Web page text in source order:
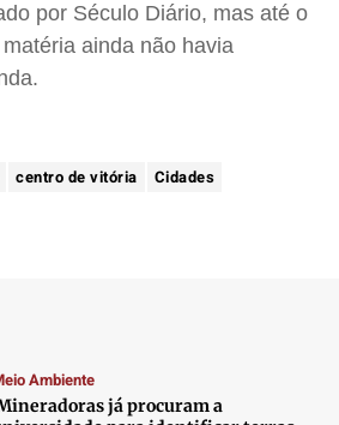
por Século Diário, mas até o
ainda não havia
centro de vitória Cidades
Ambiente
já procuram a